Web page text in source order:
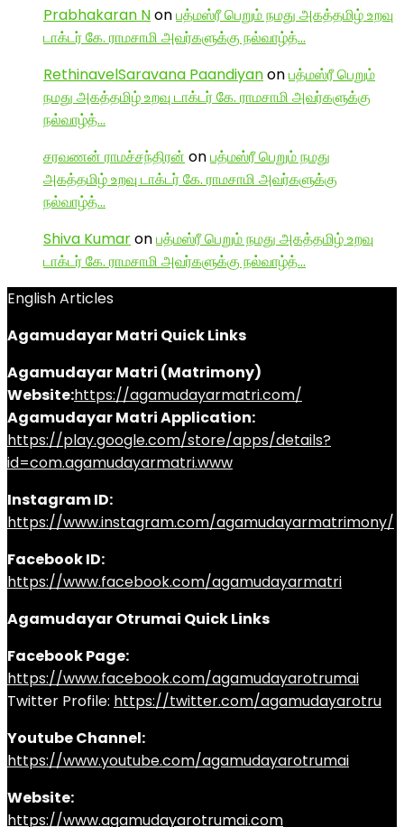
Prabhakaran Nonபத்மஸ்ரீ பெறும் நமது அகத்தமிழ் உறவு
டாக்டர் கே. ராமசாமி அவர்களுக்கு நல்வாழ்த்…
RethinavelSaravana Paandiyanonபத்மஸ்ரீ பெறும்
நமது அகத்தமிழ் உறவு டாக்டர் கே. ராமசாமி அவர்களுக்கு
நல்வாழ்த்…
சரவணன் ராமச்சந்திரன் onபத்மஸ்ரீ பெறும் நமது
அகத்தமிழ் உறவு டாக்டர் கே. ராமசாமி அவர்களுக்கு
நல்வாழ்த்…
Shiva Kumaronபத்மஸ்ரீ பெறும் நமது அகத்தமிழ் உறவு
டாக்டர் கே. ராமசாமி அவர்களுக்கு நல்வாழ்த்…
English Articles
Agamudayar Matri Quick Links
Agamudayar Matri (Matrimony)
Website:https://agamudayarmatri.com/
Agamudayar Matri Application:
https://play.google.com/store/apps/details?
id=com.agamudayarmatri.www
Instagram ID:
https://www.instagram.com/agamudayarmatrimony/
Facebook ID:
https://www.facebook.com/agamudayarmatri
Agamudayar Otrumai Quick Links
Facebook Page:
https://www.facebook.com/agamudayarotrumai
Twitter Profile: https://twitter.com/agamudayarotru
Youtube Channel:
https://www.youtube.com/agamudayarotrumai
Website:
https://www.agamudayarotrumai.com